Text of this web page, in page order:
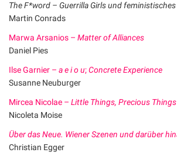
The F*word – Guerrilla Girls und
Martin Conrads
Marwa Arsanios – Matter of Alliances
Daniel Pies
Ilse Garnier – a e i o u;Concrete Experience
Susanne Neuburger
Mircea Nicolae – Little Things, Precious Things
Nicoleta Moise
Über das Neue. Wiener Szenen und darüber
Christian Egger